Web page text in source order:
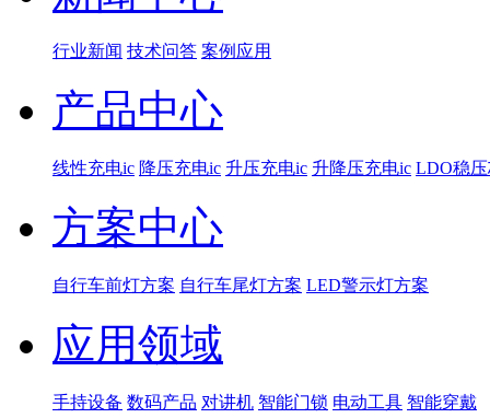
行业新闻 技术问答 案例应用
产品中心
线性充电ic 降压充电ic 升压充电ic 升降压充电ic LDO稳
方案中心
自行车前灯方案 自行车尾灯方案 LED警示灯方案
应用领域
手持设备 数码产品 对讲机 智能门锁 电动工具 智能穿戴